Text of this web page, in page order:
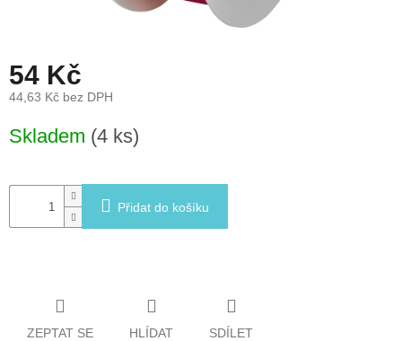
Novinky
Prodejny
54 Kč
44,63 Kč bez DPH
cena:
Skladem (4 ks)
Přidat do košíku
ZEPTAT SE HLÍDAT SDÍLET